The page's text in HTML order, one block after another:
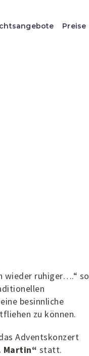
Preise
wieder ruhiger….“ so
besinnliche
zu können.
Adventskonzert
Martin“ statt.